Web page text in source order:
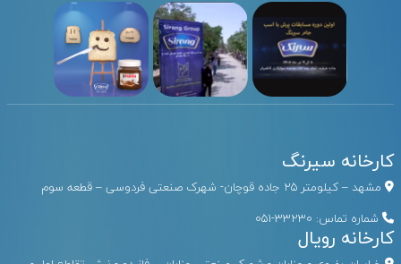
کارخانه سیرنگ
مشهد – کیلومتر ۲۵ جاده قوچان- شهرک صنعتی فردوسی – قطعه سوم
شماره تماس: 33230-051
کارخانه رویال